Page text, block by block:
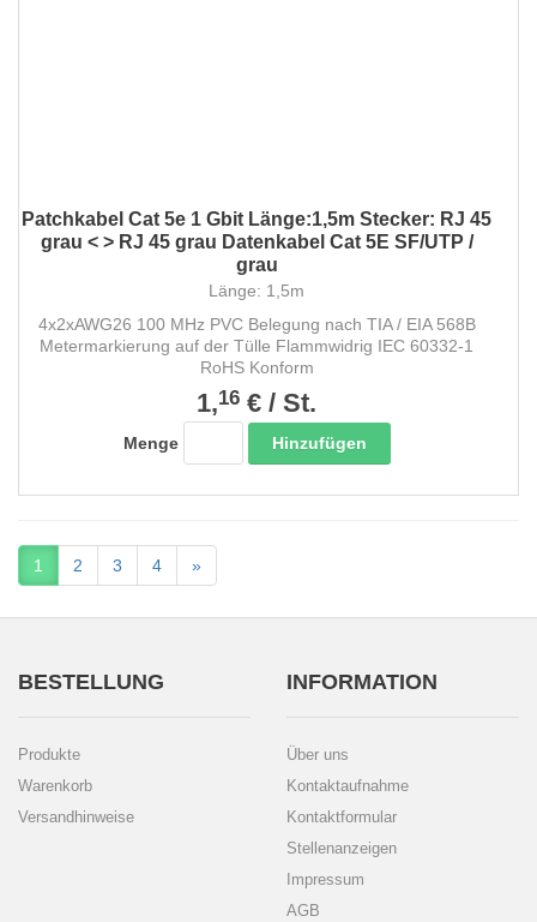
Patchkabel Cat 5e 1 Gbit Länge:1,5m Stecker: RJ 45
grau < > RJ 45 grau Datenkabel Cat 5E SF/UTP /
grau
Länge: 1,5m
4x2xAWG26 100 MHz PVC Belegung nach TIA / EIA 568B
Metermarkierung auf der Tülle Flammwidrig IEC 60332-1
RoHS Konform
1,16 € / St.
Menge Hinzufügen
1 2 3 4 »
BESTELLUNG
Produkte
Warenkorb
Versandhinweise
INFORMATION
Über uns
Kontaktaufnahme
Kontaktformular
Stellenanzeigen
Impressum
AGB